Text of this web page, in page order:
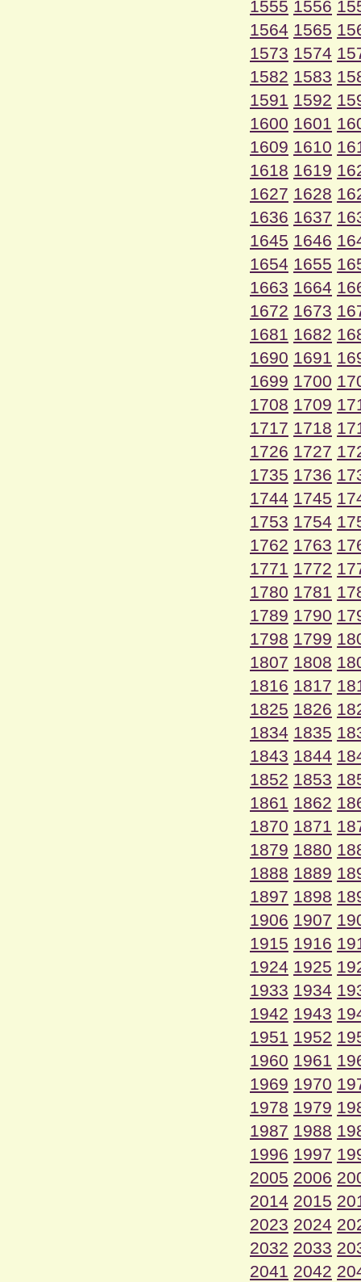
1555 1556
1564 1565
1573 1574
1582 1583
1591 1592
1600 1601
1609 1610
1618 1619
1627 1628
1636 1637
1645 1646
1654 1655
1663 1664
1672 1673
1681 1682
1690 1691
1699 1700
1708 1709
1717 1718
1726 1727
1735 1736
1744 1745
1753 1754
1762 1763
1771 1772
1780 1781
1789 1790
1798 1799
1807 1808
1816 1817
1825 1826
1834 1835
1843 1844
1852 1853
1861 1862
1870 1871
1879 1880
1888 1889
1897 1898
1906 1907
1915 1916
1924 1925
1933 1934
1942 1943
1951 1952
1960 1961
1969 1970
1978 1979
1987 1988
1996 1997
2005 2006
2014 2015
2023 2024
2032 2033
2041 2042